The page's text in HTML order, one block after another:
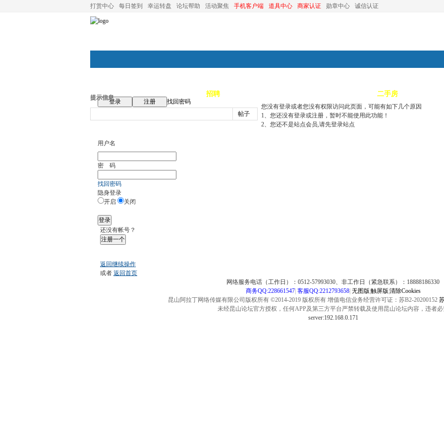
打赏中心 每日签到 幸运转盘 论坛帮助 活动聚焦 手机客户端 道具中心 商家认证 勋章中心 诚信认证
论坛首页 招聘 二手房
登录 注册
找回密码
帖子
提示信息
您没有登录或者您没有权限访问此页面，可能有如下几个原因
1、您还没有登录或注册，暂时不能使用此功能！
2、您还不是站点会员,请先登录站点
用户名
密 码
找回密码
隐身登录
开启
关闭
登录
还没有帐号？
注册一个
返回继续操作
或者 返回首页
网络服务电话（工作日）：0512-57993030、非工作日（紧急联系）：18888186330
商务QQ:228661547| 客服QQ:2212793658| 无图版 触屏版 清除Cookies
昆山阿拉丁网络传媒有限公司版权所有 ©2014-2019 版权所有 增值电信业务经营许可证：苏B2-20200152
未经昆山论坛官方授权，任何APP及第三方平台严禁转载及使用昆山论坛内容，违者必
server:192.168.0.171